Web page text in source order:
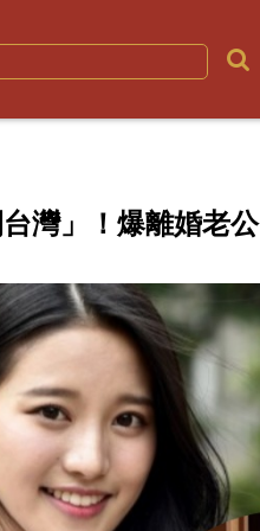
灣」！爆離婚老